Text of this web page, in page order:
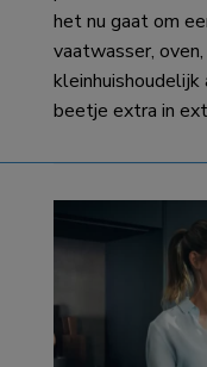
het nu gaat om
vaatwasser,
beetje extra in